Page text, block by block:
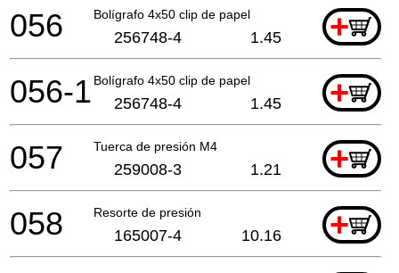
Bolígrafo 4x50 clip de papel +
056 256748-4 1.45
Bolígrafo 4x50 clip de papel +
056-1 256748-4 1.45
Tuerca de presión M4 +
057 259008-3 1.21
Resorte de presión +
058 165007-4 10.16